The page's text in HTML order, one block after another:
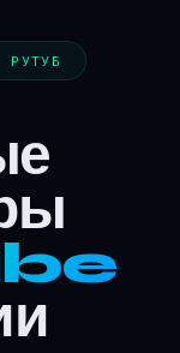
РУТУБ